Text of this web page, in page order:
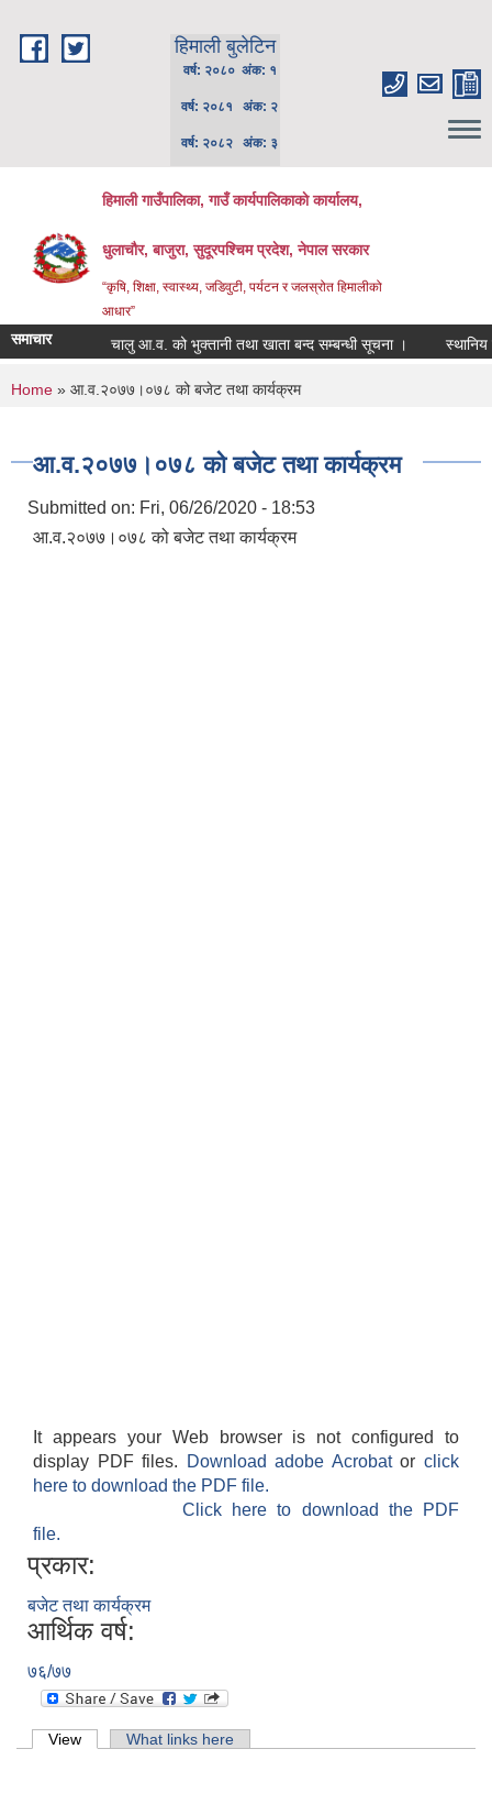
हिमाली बुलेटिन
वर्ष: २०८० अंक: १
वर्ष: २०८१ अंक: २
वर्ष: २०८२ अंक: ३
हिमाली गाउँपालिका, गाउँ कार्यपालिकाकाे कार्यालय,
धुलाचौर, बाजुरा, सुदूरपश्चिम प्रदेश, नेपाल सरकार
“कृषि, शिक्षा, स्वास्थ्य, जडिवुटी, पर्यटन र जलस्रोत हिमालीको
आधार”
समाचार चालु आ.व. को भुक्तानी तथा खाता बन्द सम्बन्धी सूचना । स्थानिय
You are here
Home » आ.व.२०७७।०७८ को बजेट तथा कार्यक्रम
आ.व.२०७७।०७८ को बजेट तथा कार्यक्रम
Submitted on: Fri, 06/26/2020 - 18:53
आ.व.२०७७।०७८ को बजेट तथा कार्यक्रम
It appears your Web browser is not configured to
display PDF files.
Download adobe Acrobatorclick
here to download the PDF file.
Click here to download the PDF
file.
प्रकार:
बजेट तथा कार्यक्रम
आर्थिक वर्ष:
७६/७७
Primary tabs
View (active tab)What links here